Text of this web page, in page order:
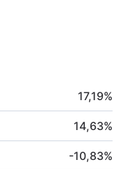
17,19%
14,63%
-10,83%